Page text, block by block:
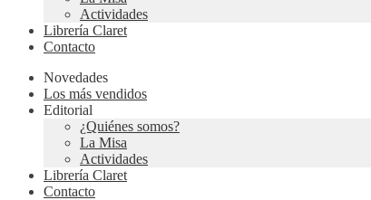
Actividades
Librería Claret
Contacto
Novedades
Los más vendidos
Editorial
¿Quiénes somos?
La Misa
Actividades
Librería Claret
Contacto